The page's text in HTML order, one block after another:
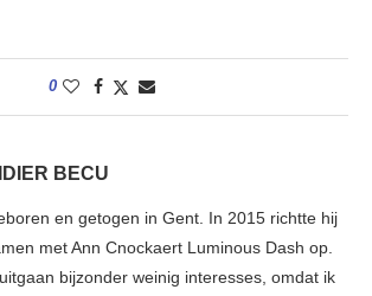
0
BECU
en getogen in Gent. In 2015 richtte hij
met Ann Cnockaert Luminous Dash op.
bijzonder weinig interesses, omdat ik